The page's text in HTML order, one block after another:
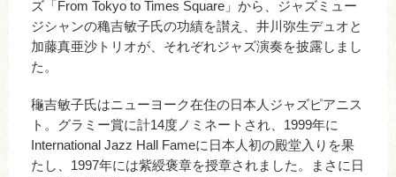
ズ「From Tokyo to Times Square」から、ジャズミュー
ジシャンの穐吉敏子氏の功績を讃え、井川弥生デュオと
加藤真亜沙トリオが、それぞれジャズ演奏を披露しまし
た。
龝吉敏子氏はニューヨーク在住の日本人ジャズピアニス
ト。グラミー賞に計14度ノミネートされ、1999年に
International Jazz Hall Fameに日本人初の殿堂入りを果
たし、1997年には紫綬褒章を授章されました。まさに日